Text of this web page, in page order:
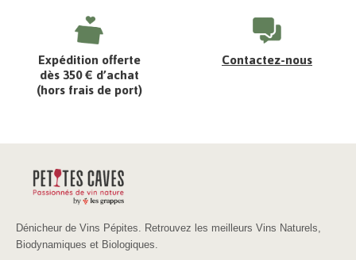
Expédition offerte
dès 350 € d’achat
(hors frais de port)
Contactez-nous
Dénicheur de Vins Pépites. Retrouvez les meilleurs Vins Naturels,
Biodynamiques et Biologiques.